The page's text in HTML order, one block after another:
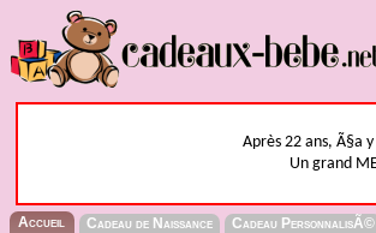
Après 22 ans, Ã§a
Un grand
Accueil Cadeau de Naissance Cadeau PersonnalisÃ©